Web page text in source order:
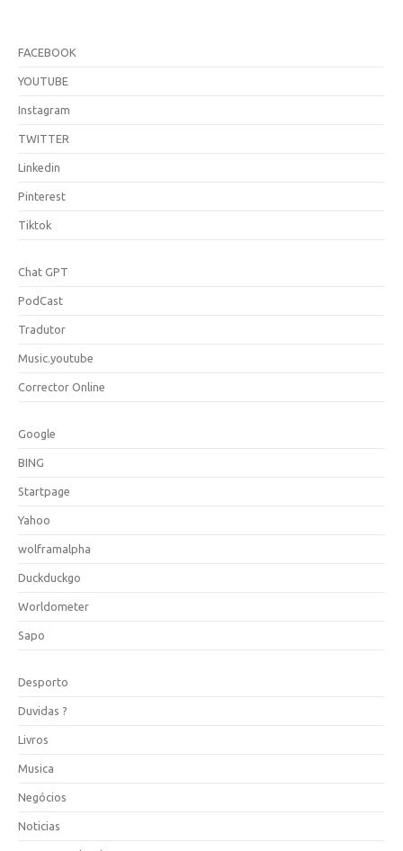
FACEBOOK
YOUTUBE
Instagram
TWITTER
Linkedin
Pinterest
Tiktok
Chat GPT
PodCast
Tradutor
Music.youtube
Corrector Online
Google
BING
Startpage
Yahoo
wolframalpha
Duckduckgo
Worldometer
Sapo
Desporto
Duvidas ?
Livros
Musica
Negócios
Noticias